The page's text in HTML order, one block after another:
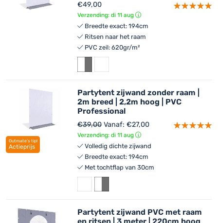
€49,00
Verzending: di 11 aug
Breedte exact: 194cm
Ritsen naar het raam
PVC zeil: 620gr/m²
Outmate’s tip!
Actieprijs
Partytent zijwand zonder raam |
2m breed | 2,2m hoog | PVC
Professional
€39,00 Vanaf: €27,00
Verzending: di 11 aug
Volledig dichte zijwand
Breedte exact: 194cm
Met tochtflap van 30cm
Partytent zijwand PVC met raam